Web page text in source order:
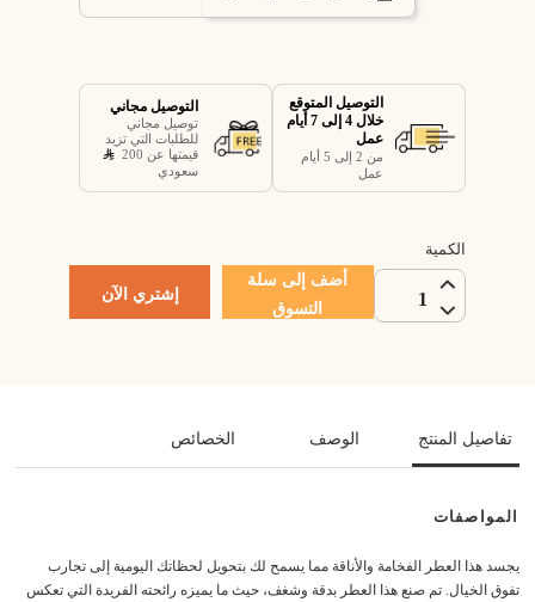
التوصيل المتوقع
خلال 4 إلى 7 أيام
عمل
من 2 إلى 5 أيام
عمل
التوصيل مجاني
توصيل مجاني
للطلبات التي تزيد
قيمتها عن 200
سعودي
الكمية
1
أضف إلى سلة
التسوق
إشتري الآن
تفاصيل المنتج الوصف الخصائص
المواصفات
يجسد هذا العطر الفخامة والأناقة مما يسمح لك بتحويل لحظاتك اليومية إلى تجارب
تفوق الخيال. تم صنع هذا العطر بدقة وشغف، حيث ما يميزه رائحته الفريدة التي تعكس